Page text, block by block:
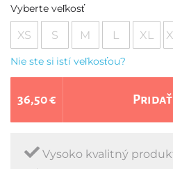
Vyberte veľkosť
XS S M L XL
Nie ste si istí veľkosťou?
36,50 €
Vysoko kvalitný